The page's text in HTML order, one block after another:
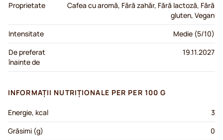
Proprietate
Cafea cu aromă, Fără zahăr, Fără lactoză, Fără
gluten, Vegan
Intensitate
Medie (5/10)
De preferat
înainte de
19.11.2027
INFORMAȚII NUTRIȚIONALE PER PER 100 G
Energie, kcal
3
Grăsimi (g)
0